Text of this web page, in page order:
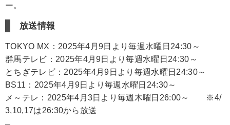
ー。
放送情報
TOKYO MX：2025年4月9日より毎週水曜日24:30～
群馬テレビ：2025年4月9日より毎週水曜日24:30～
とちぎテレビ：2025年4月9日より毎週水曜日24:30～
BS11：2025年4月9日より毎週水曜日24:30～
メ～テレ：2025年4月3日より毎週木曜日26:00～ ※4/
3,10,17は26:30から放送